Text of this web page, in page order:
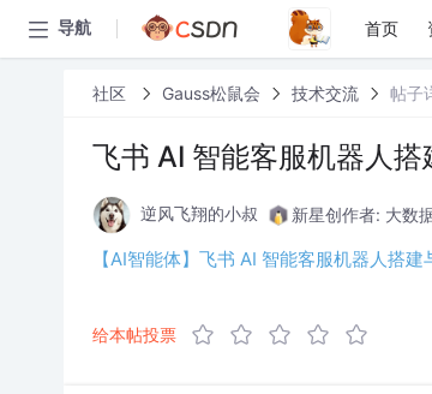
导航 首页
社区 Gauss松鼠会 技术交流 帖子
飞书 AI 智能客服机器人
逆风飞翔的小叔 新星创作者: 大数
【AI智能体】飞书 AI 智能客服机器人搭
给本帖投票